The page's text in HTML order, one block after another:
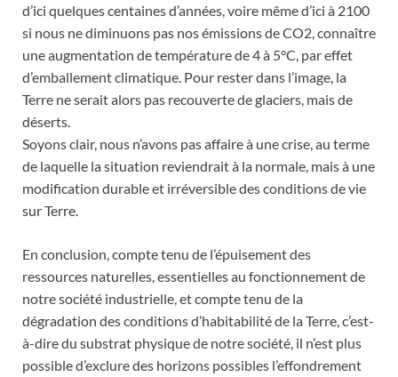
d’ici quelques centaines d’années, voire même d’ici à 2100
si nous ne diminuons pas nos émissions de CO2, connaître
une augmentation de température de 4 à 5°C, par effet
d’emballement climatique. Pour rester dans l’image, la
Terre ne serait alors pas recouverte de glaciers, mais de
déserts.
Soyons clair, nous n’avons pas affaire à une crise, au terme
de laquelle la situation reviendrait à la normale, mais à une
modification durable et irréversible des conditions de vie
sur Terre.
En conclusion, compte tenu de l’épuisement des
ressources naturelles, essentielles au fonctionnement de
notre société industrielle, et compte tenu de la
dégradation des conditions d’habitabilité de la Terre, c’est-
à-dire du substrat physique de notre société, il n’est plus
possible d’exclure des horizons possibles l’effondrement